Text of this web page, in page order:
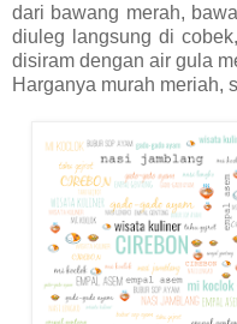
dari bawang merah,
diuleg langsung di
disiram dengan air gula
Harganya murah meriah,